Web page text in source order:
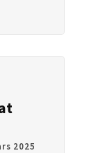
2025